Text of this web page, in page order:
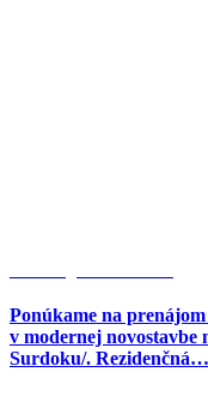
Ponúkame na
v modernej novostavbe
Surdoku/. Rezidenčná…